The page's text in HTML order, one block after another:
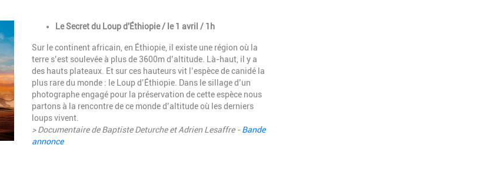
DescriptionLe Secret du Loup d'Éthiopie / le 1 avril / 1h
Sur le continent africain, en Éthiopie, il existe une région où la
terre s’est soulevée à plus de 3600m d’altitude. Là-haut, il y a
des hauts plateaux. Et sur ces hauteurs vit l’espèce de canidé la
plus rare du monde : le Loup d’Éthiopie. Dans le sillage d’un
photographe engagé pour la préservation de cette espèce nous
partons à la rencontre de ce monde d’altitude où les derniers
loups vivent.
> Documentaire de Baptiste Deturche et Adrien Lesaffre -Bande
annonce